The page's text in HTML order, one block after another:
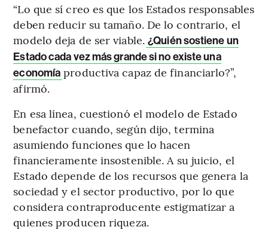
“Lo que sí creo es que los Estados responsables
deben reducir su tamaño. De lo contrario, el
modelo deja de ser viable. ¿Quién sostiene un
Estado cada vez más grande si no existe una
economía productiva capaz de financiarlo?”,
afirmó.
En esa línea, cuestionó el modelo de Estado
benefactor cuando, según dijo, termina
asumiendo funciones que lo hacen
financieramente insostenible. A su juicio, el
Estado depende de los recursos que genera la
sociedad y el sector productivo, por lo que
considera contraproducente estigmatizar a
quienes producen riqueza.